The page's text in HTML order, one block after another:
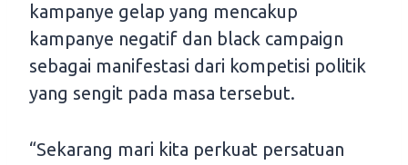
kampanye gelap yang mencakup
kampanye negatif dan black campaign
sebagai manifestasi dari kompetisi politik
yang sengit pada masa tersebut.
“Sekarang mari kita perkuat persatuan